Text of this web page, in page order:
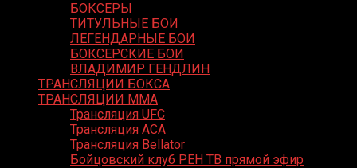
БОКСЕРЫ
ТИТУЛЬНЫЕ БОИ
ЛЕГЕНДАРНЫЕ БОИ
БОКСЕРСКИЕ БОИ
ВЛАДИМИР ГЕНДЛИН
ТРАНСЛЯЦИИ БОКСА
ТРАНСЛЯЦИИ MMA
Трансляция UFC
Трансляция ACA
Трансляция Bellator
Бойцовский клуб РЕН ТВ прямой эфир